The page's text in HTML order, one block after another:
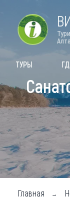
Форум
Туры
ТУРЫ
Главная